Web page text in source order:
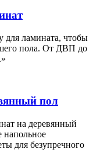
для ламината, чтобы
пола. От ДВП до
пол
на деревянный
напольное
для безупречного